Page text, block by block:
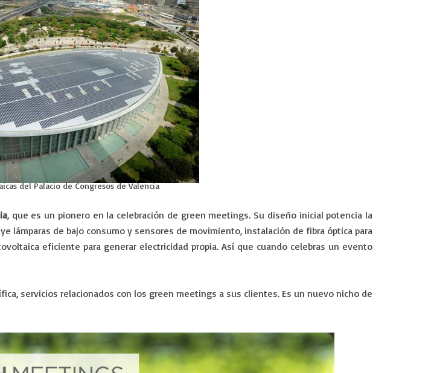
del Palacio de Congresos de Valencia
, que es un pionero en la celebración de green meetings. Su diseño inicial potencia la
lámparas de bajo consumo y sensores de movimiento, instalación de fibra óptica para
eficiente para generar electricidad propia. Así que cuando celebras un evento
servicios relacionados con los green meetings a sus clientes. Es un nuevo nicho de